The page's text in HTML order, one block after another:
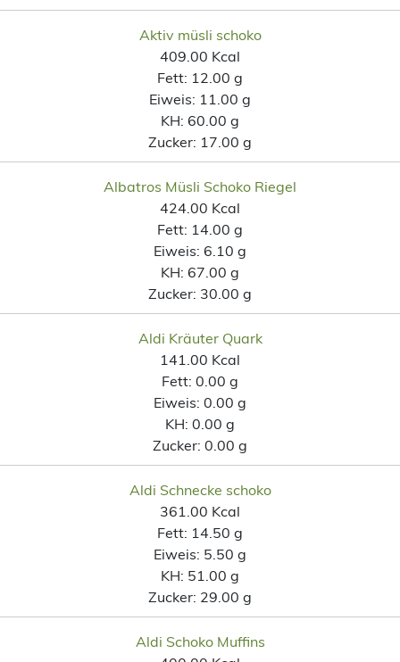
Aktiv müsli schoko
409.00 Kcal
Fett: 12.00 g
Eiweis: 11.00 g
KH: 60.00 g
Zucker: 17.00 g
Albatros Müsli Schoko Riegel
424.00 Kcal
Fett: 14.00 g
Eiweis: 6.10 g
KH: 67.00 g
Zucker: 30.00 g
Aldi Kräuter Quark
141.00 Kcal
Fett: 0.00 g
Eiweis: 0.00 g
KH: 0.00 g
Zucker: 0.00 g
Aldi Schnecke schoko
361.00 Kcal
Fett: 14.50 g
Eiweis: 5.50 g
KH: 51.00 g
Zucker: 29.00 g
Aldi Schoko Muffins